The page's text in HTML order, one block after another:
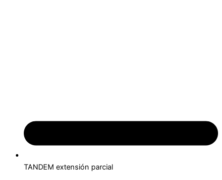
TANDEM extensión parcial